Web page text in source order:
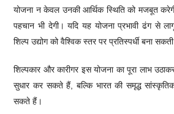
योजना न केवल उनकी आर्थिक स्थिति को मजबूत
पहचान भी देगी। यदि यह योजना प्रभावी ढंग से
शिल्प उद्योग को वैश्विक स्तर पर प्रतिस्पर्धी बना
शिल्पकार और कारीगर इस योजना का पूरा लाभ
सुधार कर सकते हैं, बल्कि भारत की समृद्ध सांस्कृतिक
सकते हैं।